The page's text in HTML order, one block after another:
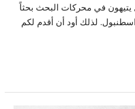
في محركات البحث بحثاً
لذلك أود أن أقدم لكم